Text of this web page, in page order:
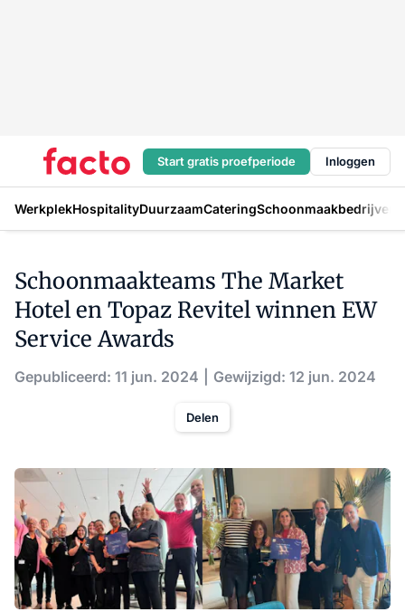
Start gratis proefperiode Inloggen
WerkplekHospitalityDuurzaamCateringSchoonmaakbedrijven
Schoonmaakteams The Market
Hotel en Topaz Revitel winnen EW
Service Awards
Gepubliceerd: 11 jun. 2024 Gewijzigd: 12 jun. 2024
Delen